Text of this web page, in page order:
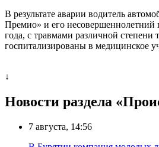
В результате аварии водитель
Премио» и его несовершеннолетний
года, с травмами различной степени
госпитализированы в медицинское
↓
Новости раздела
7 августа, 14:56